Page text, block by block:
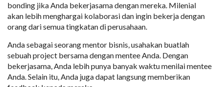
bonding jika Anda bekerjasama dengan mereka. Milenial
akan lebih menghargai kolaborasi dan ingin bekerja dengan
orang dari semua tingkatan di perusahaan.
Anda sebagai seorang mentor bisnis, usahakan buatlah
sebuah project bersama dengan mentee Anda. Dengan
bekerjasama, Anda lebih punya banyak waktu menilai mentee
Anda. Selain itu, Anda juga dapat langsung memberikan